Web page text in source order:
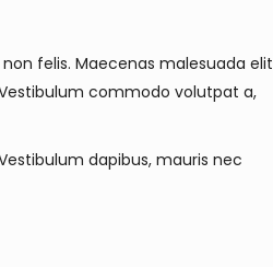
felis. Maecenas malesuada elit
commodo volutpat a,
dapibus, mauris nec